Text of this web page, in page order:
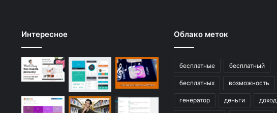
Интересное Облако меток
бесплатные бесплатный
бесплатных возможность
генератор деньги доход